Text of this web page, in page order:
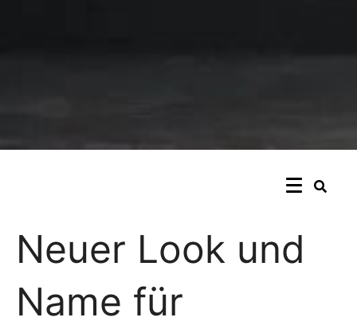
Neuer Look und
Name für